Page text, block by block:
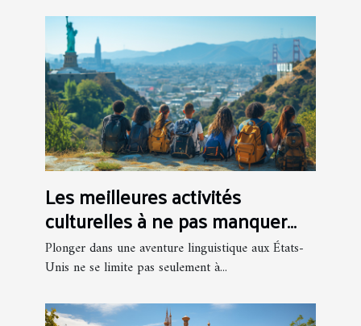
Les meilleures activités
culturelles à ne pas manquer
lors d'un séjour linguistique aux
USA
Plonger dans une aventure linguistique aux États-
Unis ne se limite pas seulement à...